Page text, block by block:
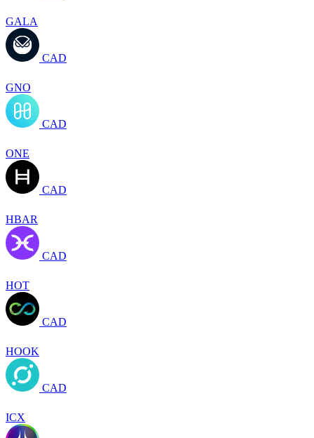
GALA
CAD
GNO
CAD
ONE
CAD
HBAR
CAD
HOT
CAD
HOOK
CAD
ICX